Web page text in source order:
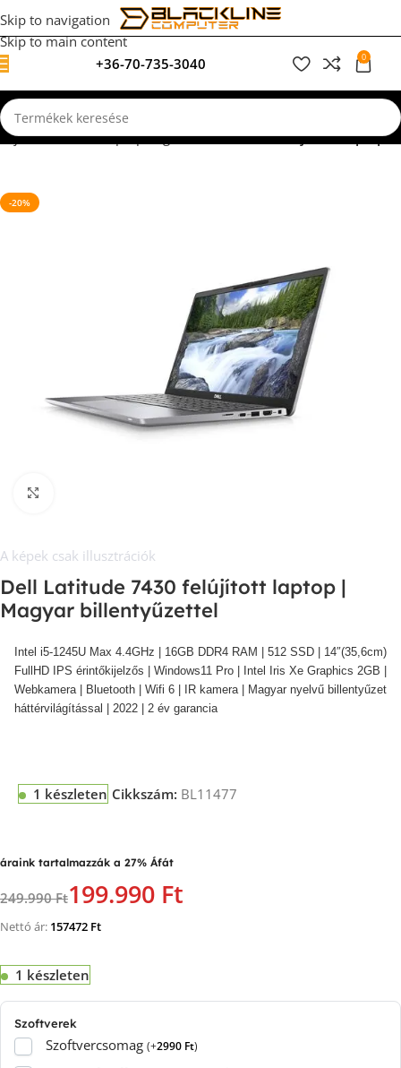
Skip to navigation
Skip to main content
+36-70-735-3040
0
használt laptopok garanciával Full HD Kijelzős Laptopok
-20%
A képek csak illusztrációk
Dell Latitude 7430 felújított laptop |
Magyar billentyűzettel
Intel i5-1245U Max 4.4GHz | 16GB DDR4 RAM | 512 SSD | 14″(35,6cm)
FullHD IPS érintőkijelzős | Windows11 Pro | Intel Iris Xe Graphics 2GB |
Webkamera | Bluetooth | Wifi 6 | IR kamera | Magyar nyelvű billentyűzet
háttérvilágítással | 2022 | 2 év garancia
1 készleten Cikkszám: BL11477
áraink tartalmazzák a 27% Áfát
249.990 Ft199.990 Ft
Nettó ár: 157472 Ft
1 készleten
Szoftverek
Szoftvercsomag (+2990 Ft)